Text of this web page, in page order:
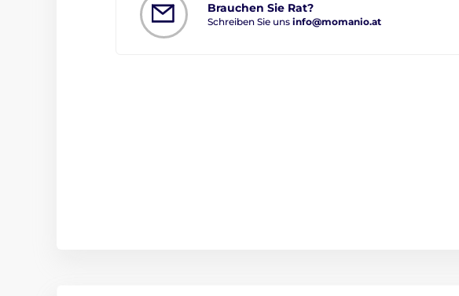
Brauchen Sie Rat?
Schreiben Sie uns info@momanio.at